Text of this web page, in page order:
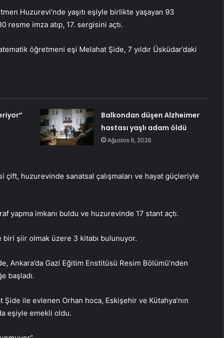
Huzurevi’nde yaşıtı eşiyle birlikte yaşayan 93
resme imza atıp, 17. sergisini açtı.
öğretmeni eşi Melahat Şide, 7 yıldır Üsküdar’daki
Balkondan düşen Alzheimer
hastası yaşlı adam öldü
Ağustos 6, 2026
çift, huzurevinde sanatsal çalışmaları ve hayat güçleriyle
yapma imkanı buldu ve huzurevinde 17 stant açtı.
biri şiir olmak üzere 3 kitabı bulunuyor.
Ankara’da Gazi Eğitim Enstitüsü Resim Bölümü’nden
başladı.
ile evlenen Orhan hoca, Eskişehir ve Kütahya’nın
eşiyle emekli oldu.